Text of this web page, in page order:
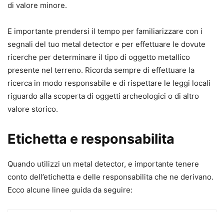
di valore minore.
E importante prendersi il tempo per familiarizzare con i
segnali del tuo metal detector e per effettuare le dovute
ricerche per determinare il tipo di oggetto metallico
presente nel terreno. Ricorda sempre di effettuare la
ricerca in modo responsabile e di rispettare le leggi locali
riguardo alla scoperta di oggetti archeologici o di altro
valore storico.
Etichetta e responsabilita
Quando utilizzi un metal detector, e importante tenere
conto dell’etichetta e delle responsabilita che ne derivano.
Ecco alcune linee guida da seguire: